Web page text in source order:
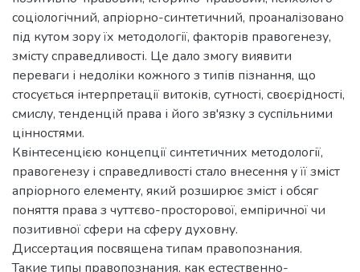
соціологічний, апріорно-синтетичний, проаналізовано
під кутом зору їх методології, факторів правогенезу,
змісту справедливості. Це дало змогу виявити
переваги і недоліки кожного з типів пізнання, що
стосується інтерпретації витоків, сутності, своєрідності,
смислу, тенденцій права і його зв'язку з суспільними
цінностями.
Квінтесенцією концепції синтетичних методології,
правогенезу і справедливості стало внесення у її зміст
апріорного елементу, який розширює зміст і обсяг
поняття права з чуттєво-просторової, емпіричної чи
позитивної сфери на сферу духовну.
Диссертация посвящена типам правопознания.
Такие типы правопознания, как естественно-